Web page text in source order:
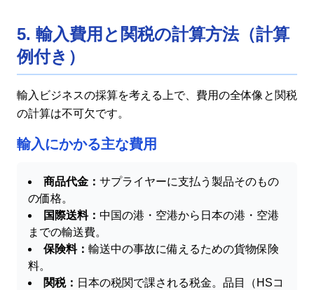
5. 輸入費用と関税の計算方法（計算
例付き）
輸入ビジネスの採算を考える上で、費用の全体像と関税
の計算は不可欠です。
輸入にかかる主な費用
商品代金： サプライヤーに支払う製品そのもの
の価格。
国際送料： 中国の港・空港から日本の港・空港
までの輸送費。
保険料： 輸送中の事故に備えるための貨物保険
料。
関税： 日本の税関で課される税金。品目（HSコ